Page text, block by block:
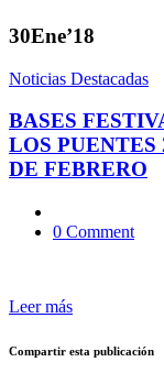
30Ene’18
Noticias Destacadas
BASES
LOS PUENTES
DE FEBRERO
0 Comment
Leer más
Compartir esta publicación